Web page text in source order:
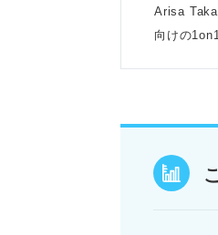
Arisa
向けの